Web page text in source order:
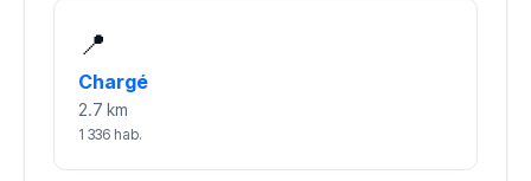
📍
Chargé
2.7 km
1 336 hab.